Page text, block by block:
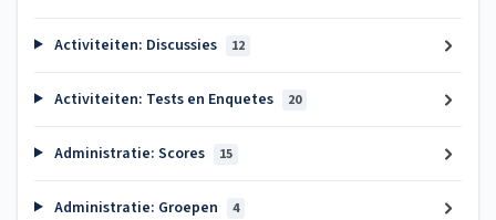
Activiteiten: Discussies 12
Activiteiten: Tests en Enquetes 20
Administratie: Scores 15
Administratie: Groepen 4